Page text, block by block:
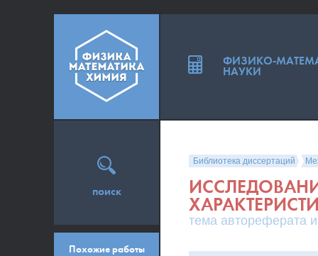
Библиотека диссертаций
тема автореферата
поиск
Похожие работы
ФИЗИКО-
НАУКИ